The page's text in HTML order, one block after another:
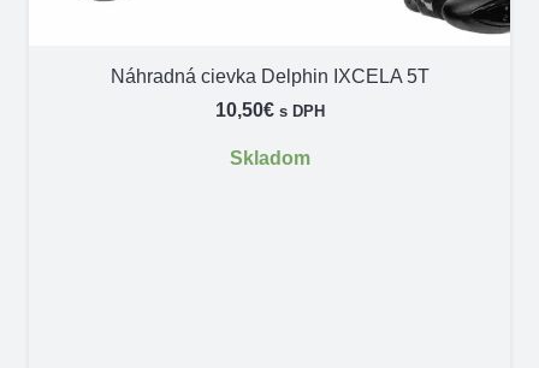
Náhradná cievka Delphin IXCELA 5T
10,50€ s DPH
Skladom